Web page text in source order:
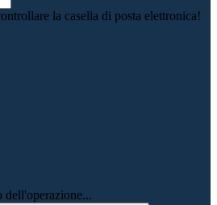
la casella di posta elettronica!
dell'operazione...